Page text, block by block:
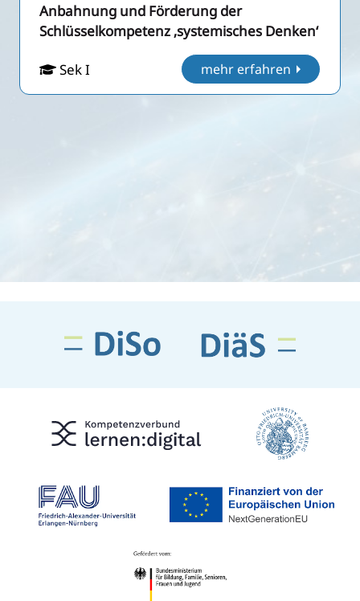
Anbahnung und Förderung der
Schlüsselkompetenz ‚systemisches Denken‘
Sek I mehr erfahren